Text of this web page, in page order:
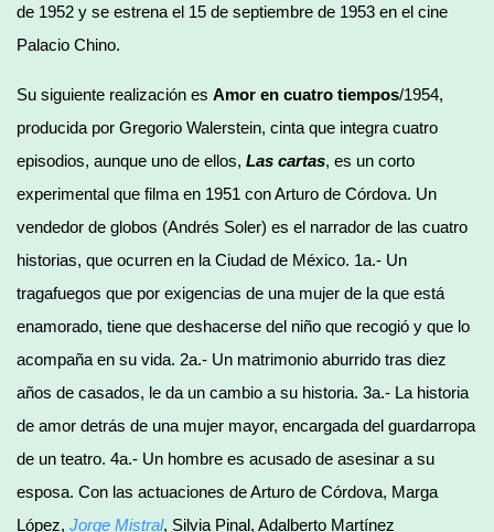
de 1952 y se estrena el 15 de septiembre de 1953 en el cine
Palacio Chino.
Su siguiente realización es Amor en cuatro tiempos/1954,
producida por Gregorio Walerstein, cinta que integra cuatro
episodios, aunque uno de ellos, Las cartas, es un corto
experimental que filma en 1951 con Arturo de Córdova. Un
vendedor de globos (Andrés Soler) es el narrador de las cuatro
historias, que ocurren en la Ciudad de México. 1a.- Un
tragafuegos que por exigencias de una mujer de la que está
enamorado, tiene que deshacerse del niño que recogió y que lo
acompaña en su vida. 2a.- Un matrimonio aburrido tras diez
años de casados, le da un cambio a su historia. 3a.- La historia
de amor detrás de una mujer mayor, encargada del guardarropa
de un teatro. 4a.- Un hombre es acusado de asesinar a su
esposa. Con las actuaciones de Arturo de Córdova, Marga
López, Jorge Mistral, Silvia Pinal, Adalberto Martínez